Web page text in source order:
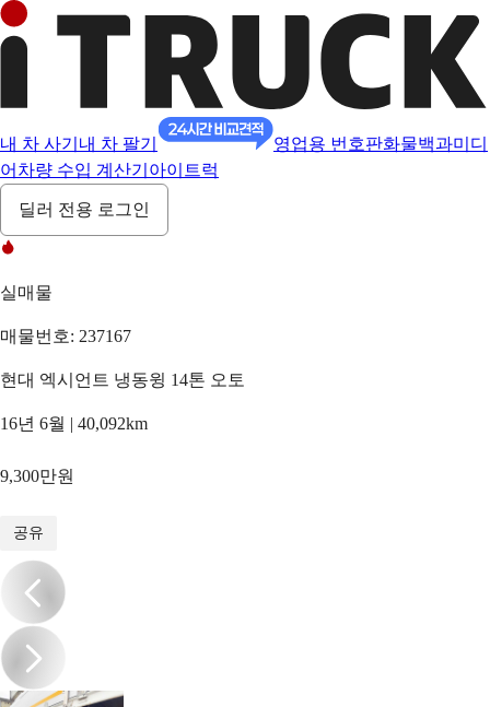
내 차 사기 내 차 팔기 영업용 번호판화물백과미디
어 차량 수입 계산기 아이트럭
딜러 전용 로그인
실매물
매물번호: 237167
현대 엑시언트 냉동윙 14톤 오토
16년 6월 | 40,092km
9,300만원
공유
/17